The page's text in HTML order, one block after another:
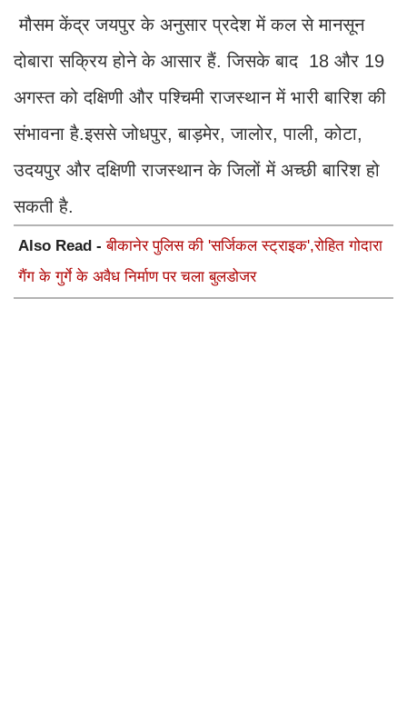
मौसम केंद्र जयपुर के अनुसार प्रदेश में कल से मानसून
दोबारा सक्रिय होने के आसार हैं. जिसके बाद 18 और 19
अगस्त को दक्षिणी और पश्चिमी राजस्थान में भारी बारिश की
संभावना है.इससे जोधपुर, बाड़मेर, जालोर, पाली, कोटा,
उदयपुर और दक्षिणी राजस्थान के जिलों में अच्छी बारिश हो
सकती है.
Also Read -बीकानेर पुलिस की 'सर्जिकल स्ट्राइक',रोहित गोदारा
गैंग के गुर्गे के अवैध निर्माण पर चला बुलडोजर